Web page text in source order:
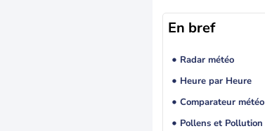
En bref
Radar météo
Heure par Heure
Comparateur météo
Pollens et Pollution